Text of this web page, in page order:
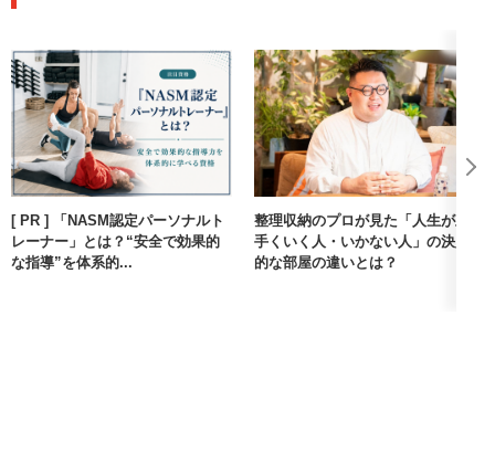
[ PR ] 「NASM認定パーソナルト
レーナー」とは？“安全で効果的
な指導”を体系的...
整理収納のプロが見た「人生が上
手くいく人・いかない人」の決定
的な部屋の違いとは？